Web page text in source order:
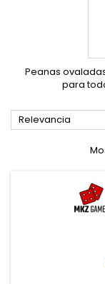
Peanas
para
Relevancia